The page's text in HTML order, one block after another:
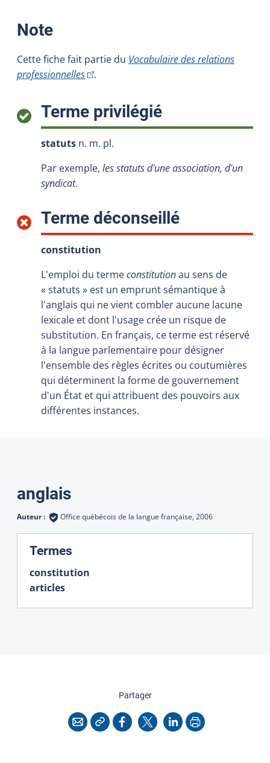
Note:
Cette fiche fait partie du Vocabulaire des relations
professionnelles(Cet hyperlien externe s'ouvrira dans une
.
Terme privilégié:
statuts n. m. pl.
Par exemple, les statuts d'une association, d'un
syndicat.
Terme déconseillé:
constitution
L'emploi du termeconstitutionau sens de
« statuts » est un emprunt sémantique à
l'anglais qui ne vient combler aucune lacune
lexicale et dont l'usage crée un risque de
substitution. En français, ce terme est réservé
à la langue parlementaire pour désigner
l'ensemble des règles écrites ou coutumières
qui déterminent la forme de gouvernement
d'un État et qui attribuent des pouvoirs aux
différentes instances.
Traductions
anglais
Auteur : Office québécois de la langue française, 2006
Termes
constitution
articles
Partagercette page
CourrielCopier l'adresse
Facebook
X LinkedInImprimer